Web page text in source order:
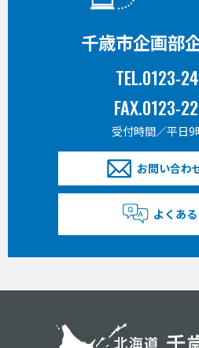
千歳市企画部
TEL.0123-
FAX.0123-
受付時間／平日9
お問い合わ
よくあ